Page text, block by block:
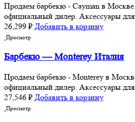
Продаем барбекю - Cayman в
официальный дилер. Аксессуары
26,299 ₽ Добавить в корзину
Просмотр
Барбекю — Monterey Италия
Продаем барбекю - Monterey в
официальный дилер. Аксессуары
27,546 ₽ Добавить в корзину
Просмотр